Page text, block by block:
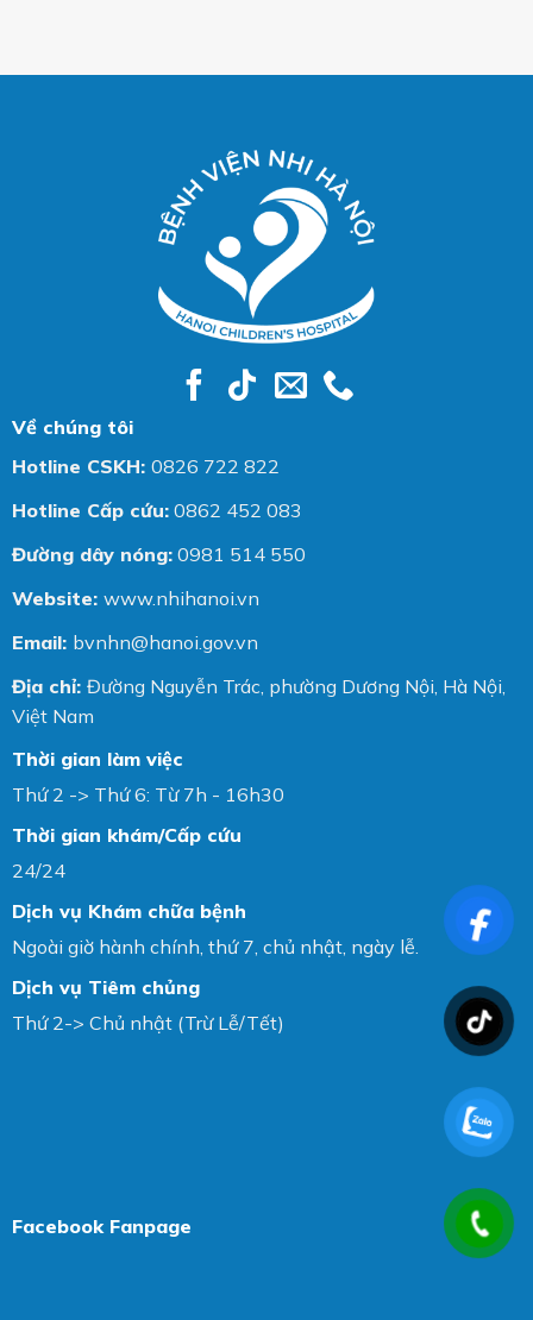
Về chúng tôi
Hotline CSKH: 0826 722 822
Hotline Cấp cứu: 0862 452 083
Đường dây nóng: 0981 514 550
Website: www.nhihanoi.vn
Email: bvnhn@hanoi.gov.vn
Địa chỉ: Đường Nguyễn Trác, phường Dương Nội, Hà Nội,
Việt Nam
Thời gian làm việc
Thứ 2 -> Thứ 6: Từ 7h - 16h30
Thời gian khám/Cấp cứu
24/24
Dịch vụ Khám chữa bệnh
Ngoài giờ hành chính, thứ 7, chủ nhật, ngày lễ.
Dịch vụ Tiêm chủng
Thứ 2-> Chủ nhật (Trừ Lễ/Tết)
Facebook Fanpage